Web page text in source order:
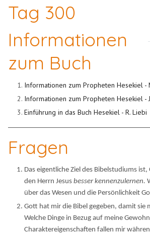
Tag 300
Informationen
zum Buch
Informationen zum Propheten Hesekiel -
Informationen zum Propheten Hesekiel -
Einführung in das Buch Hesekiel - R. Liebi
Fragen
Das eigentliche Ziel des Bibelstudiums
den Herrn Jesusbesser kennenzulernen.
über das Wesen und die Persönlichkeit
Gott hat mir die Bibel gegeben, damit sie
Welche Dinge in Bezug auf meine
Charaktereigenschaften fallen mir